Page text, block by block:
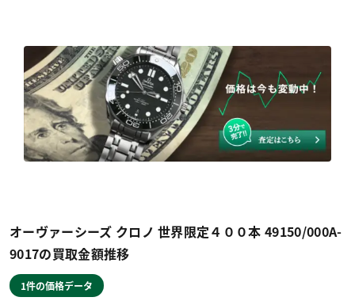
オーヴァーシーズ クロノ 世界限定４００本 49150/000A-
9017の買取金額推移
1件の価格データ